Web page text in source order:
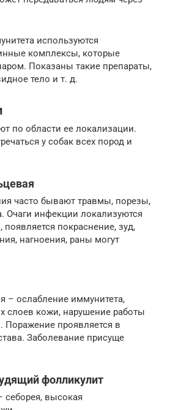
используются
комплексы, которые
Показаны такие препараты,
тело и т. д.
по области ее локализации.
у собак всех пород и
часто бывают травмы, порезы,
Очаги инфекции локализуются
покраснение, зуд,
нагноения, раны могут
– ослабление иммунитета,
слоев кожи, нарушение работы
проявляется в
Заболевание присуще
фолликулит
себорея, высокая